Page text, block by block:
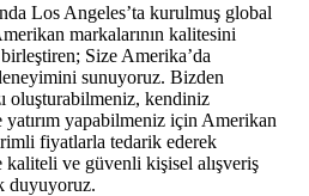
Los Angeles’ta kurulmuş global
markalarının kalitesini
Size Amerika’da
sunuyoruz. Bizden
oluşturabilmeniz, kendiniz
yapabilmeniz için Amerikan
fiyatlarla tedarik ederek
kaliteli ve güvenli kişisel alışveriş
duyuyoruz.